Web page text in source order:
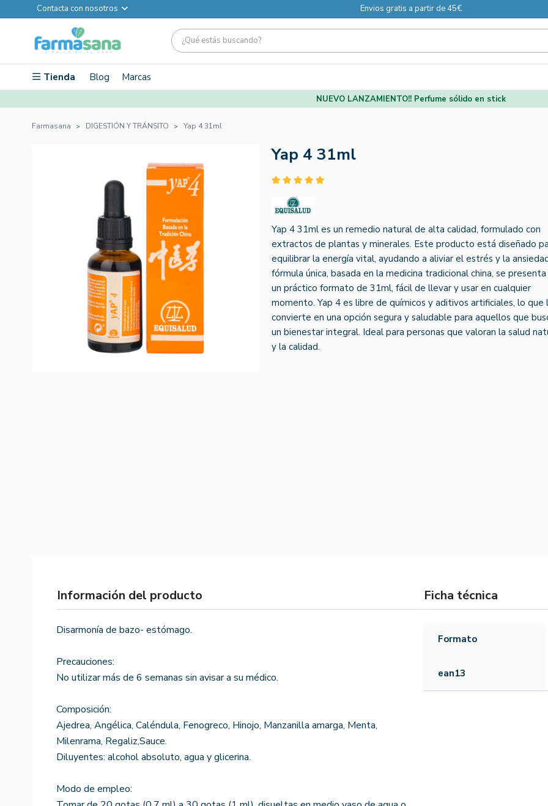
Contacta con nosotros Envios gratis a partir de 45€
Tienda Blog Marcas
NUEVO LANZAMIENTO!! Perfume sólido en stick
Farmasana DIGESTIÓN Y TRÁNSITO Yap 4 31ml
Yap 4 31ml
Yap 4 31ml es un remedio natural de alta calidad, formulado con
extractos de plantas y minerales. Este producto está diseñado
equilibrar la energía vital, ayudando a aliviar el estrés y la
fórmula única, basada en la medicina tradicional china, se
un práctico formato de 31ml, fácil de llevar y usar en cualquier
momento. Yap 4 es libre de químicos y aditivos artificiales, lo que
convierte en una opción segura y saludable para aquellos que
un bienestar integral. Ideal para personas que valoran la salud
y la calidad.
Información del producto
Disarmonía de bazo- estómago.
Precauciones:
No utilizar más de 6 semanas sin avisar a su médico.
Composición:
Ajedrea, Angélica, Caléndula, Fenogreco, Hinojo, Manzanilla amarga, Menta,
Milenrama, Regaliz,Sauce.
Diluyentes: alcohol absoluto, agua y glicerina.
Modo de empleo:
Ficha técnica
Formato
ean13